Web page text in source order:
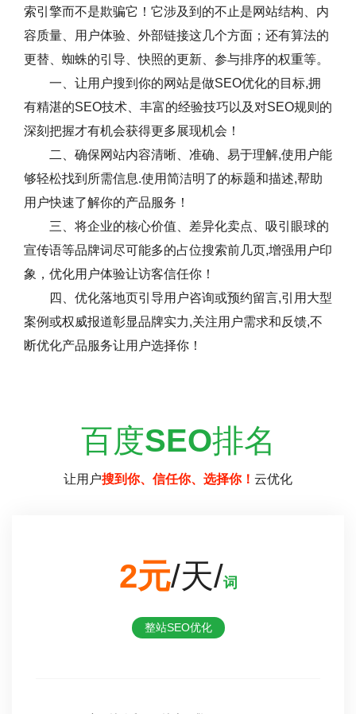
索引擎而不是欺骗它！它涉及到的不止是网站结构、内
容质量、用户体验、外部链接这几个方面；还有算法的
更替、蜘蛛的引导、快照的更新、参与排序的权重等。
一、让用户搜到你的网站是做SEO优化的目标,拥
有精湛的SEO技术、丰富的经验技巧以及对SEO规则的
深刻把握才有机会获得更多展现机会！
二、确保网站内容清晰、准确、易于理解,使用户能
够轻松找到所需信息.使用简洁明了的标题和描述,帮助
用户快速了解你的产品服务！
三、将企业的核心价值、差异化卖点、吸引眼球的
宣传语等品牌词尽可能多的占位搜索前几页,增强用户印
象，优化用户体验让访客信任你！
四、优化落地页引导用户咨询或预约留言,引用大型
案例或权威报道彰显品牌实力,关注用户需求和反馈,不
断优化产品服务让用户选择你！
百度SEO排名
让用户搜到你、信任你、选择你！ 云优化
2元/天/词
整站SEO优化